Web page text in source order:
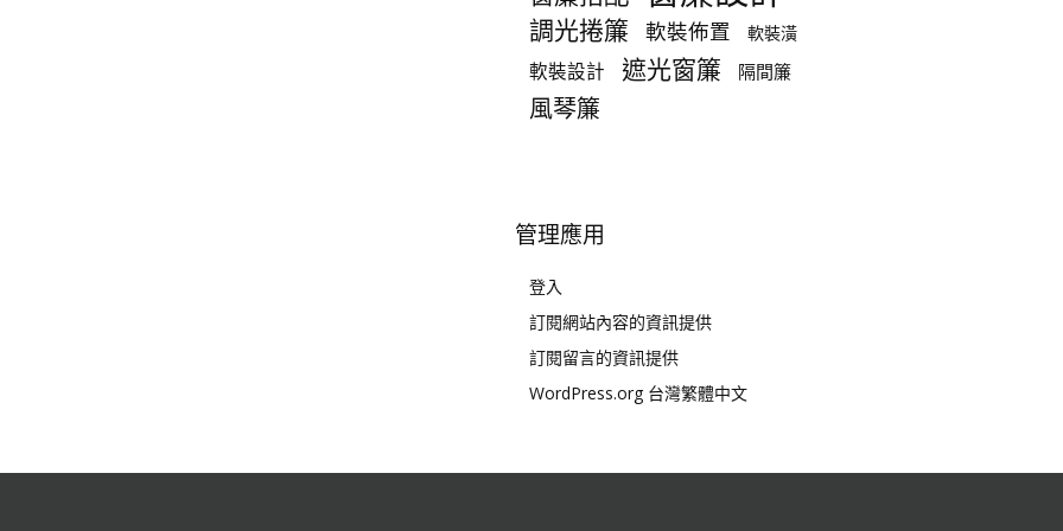
調光捲簾 軟裝佈置 軟裝潢
軟裝設計 遮光窗簾 隔間簾
風琴簾
管理應用
登入
訂閱網站內容的資訊提供
訂閱留言的資訊提供
WordPress.org 台灣繁體中文